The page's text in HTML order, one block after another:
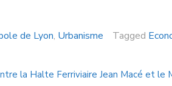
de Lyon, Urbanisme Tagged
la Halte Ferriviaire Jean Macé et le